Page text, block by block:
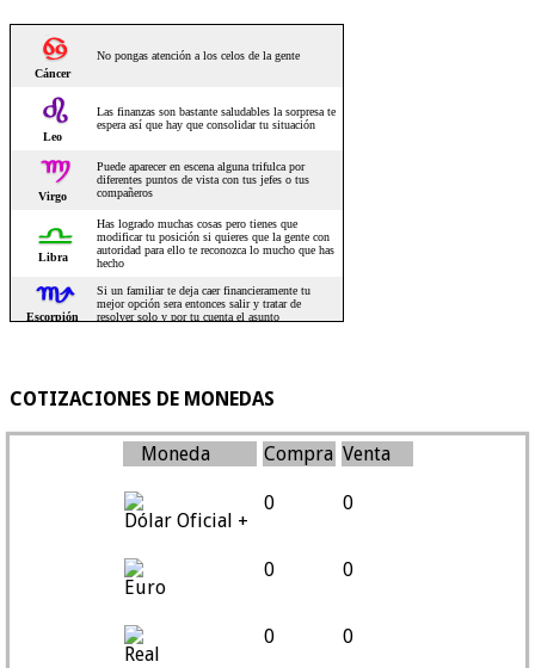
COTIZACIONES DE MONEDAS
Moneda Compra Venta
Dólar Oficial +
0 0
Euro
0 0
Real
0 0